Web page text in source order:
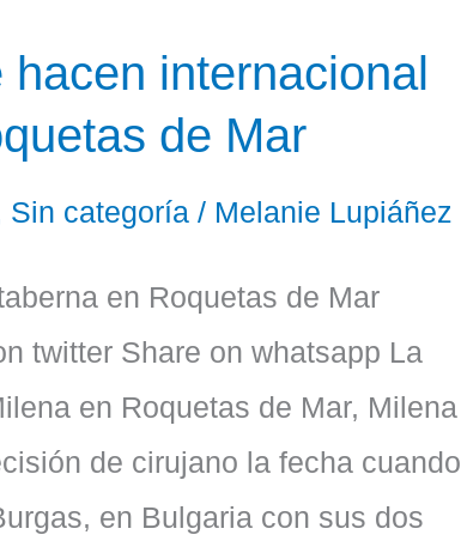
internacional
de Mar
Sin categoría / Melanie Lupiáñez
en Roquetas de Mar
twitter Share on whatsapp La
en Roquetas de Mar, Milena
de cirujano la fecha cuando
en Bulgaria con sus dos